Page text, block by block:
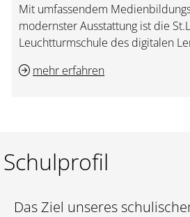
Mit umfassendem
modernster Ausstattung ist die
Leuchtturmschule des digitalen
mehr erfahren
Schulprofil
Das Ziel unseres